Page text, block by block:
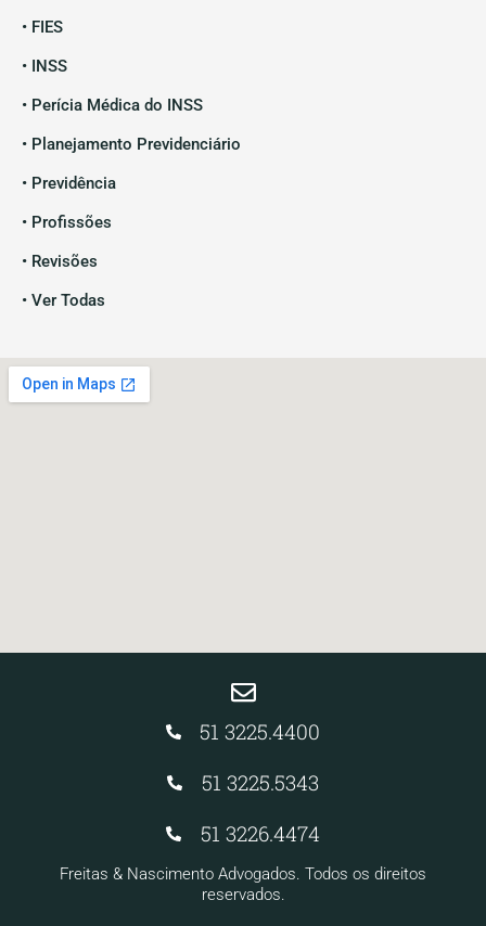
• FIES
• INSS
• Perícia Médica do INSS
• Planejamento Previdenciário
• Previdência
• Profissões
• Revisões
• Ver Todas
Freitas & Nascimento Advogados. Todos os direitos
reservados.
51 3225.4400
51 3225.5343
51 3226.4474